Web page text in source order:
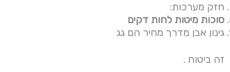
חזק מערכות:
סוכות מיטות לחות דקים
גינון אבן מדרך מחיר הם גג
זה ביטוח .